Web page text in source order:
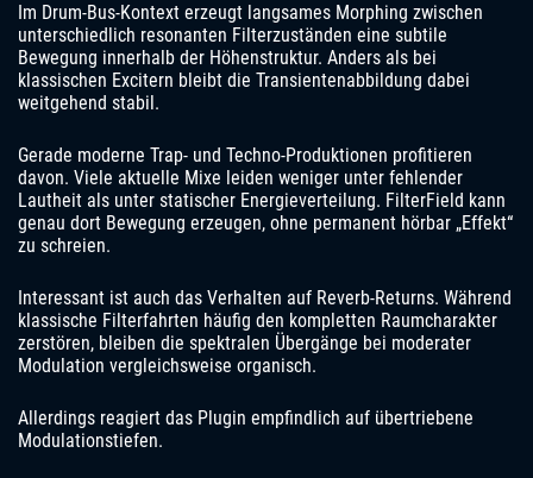
Im Drum-Bus-Kontext erzeugt langsames Morphing zwischen
unterschiedlich resonanten Filterzuständen eine subtile
Bewegung innerhalb der Höhenstruktur. Anders als bei
klassischen Excitern bleibt die Transientenabbildung dabei
weitgehend stabil.
Gerade moderne Trap- und Techno-Produktionen profitieren
davon. Viele aktuelle Mixe leiden weniger unter fehlender
Lautheit als unter statischer Energieverteilung. FilterField kann
genau dort Bewegung erzeugen, ohne permanent hörbar „Effekt“
zu schreien.
Interessant ist auch das Verhalten auf Reverb-Returns. Während
klassische Filterfahrten häufig den kompletten Raumcharakter
zerstören, bleiben die spektralen Übergänge bei moderater
Modulation vergleichsweise organisch.
Allerdings reagiert das Plugin empfindlich auf übertriebene
Modulationstiefen.